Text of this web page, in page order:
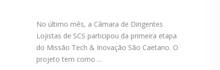
No último mês, a Câmara de Dirigentes
Lojistas de SCS participou da primeira etapa
do Missão Tech & Inovação São Caetano. O
projeto tem como